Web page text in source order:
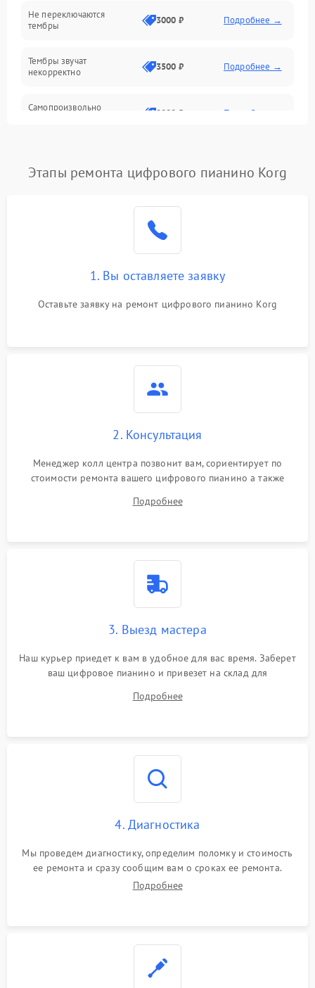
Аудио
Оптика
Не переключаются
тембры
3000 ₽ Подробнее →
Тембры звучат
некорректно
3500 ₽ Подробнее →
Самопроизвольно
2800 ₽ Подробнее →
Этапы ремонта цифрового пианино Korg
1. Вы оставляете заявку
Оставьте заявку на ремонт цифрового пианино Korg
2. Консультация
Менеджер колл центра позвонит вам, сориентирует по
стоимости ремонта вашего цифрового пианино а также
Подробнее
3. Выезд мастера
Наш курьер приедет к вам в удобное для вас время. Заберет
ваш цифровое пианино и привезет на склад для
Подробнее
4. Диагностика
Мы проведем диагностику, определим поломку и стоимость
ее ремонта и сразу сообщим вам о сроках ее ремонта.
Подробнее